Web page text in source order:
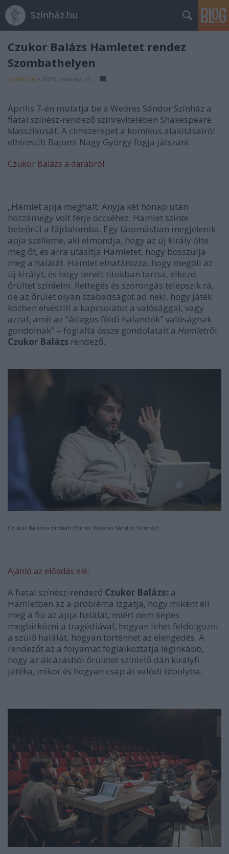
Színház.hu
Czukor Balázs Hamletet rendez
Szombathelyen
szinhazhu • 2015. március 21.
Április 7-én mutatja be a Weöres Sándor Színház a
fiatal színész-rendező színrevitelében Shakespeare
klasszikusát. A címszerepet a komikus alakításairól
elhíresült Bajomi Nagy György fogja játszani.
Czukor Balázs a darabról:
„Hamlet apja meghalt. Anyja két hónap után
hozzámegy volt férje öccséhez. Hamlet szinte
beleőrül a fájdalomba. Egy látomásban megjelenik
apja szelleme, aki elmondja, hogy az új király ölte
meg őt, és arra utasítja Hamletet, hogy bosszulja
meg a halálát. Hamlet elhatározza, hogy megöli az
új királyt, és hogy tervét titokban tartsa, elkezd
őrültet színlelni. Rettegés és szorongás telepszik rá,
de az őrület olyan szabadságot ad neki, hogy játék
közben elveszíti a kapcsolatot a valósággal, vagy
azzal, amit az "átlagos földi halandók" valóságnak
gondolnak" – foglalta össze gondolatait a Hamletről
Czukor Balázs rendező.
Czukor Balázs a próbán (forrás: Weöres Sándor Színház)
Ajánló az előadás elé:
A fiatal színész-rendező Czukor Balázst a
Hamletben az a probléma izgatja, hogy miként éli
meg a fiú az apja halálát, miért nem képes
megbirkózni a tragédiával, hogyan lehet feldolgozni
a szülő halálát, hogyan történhet az elengedés. A
rendezőt az a folyamat foglalkoztatja leginkább,
hogy az álcázásból őrületet színlelő dán királyfi
játéka, mikor és hogyan csap át valódi tébolyba.